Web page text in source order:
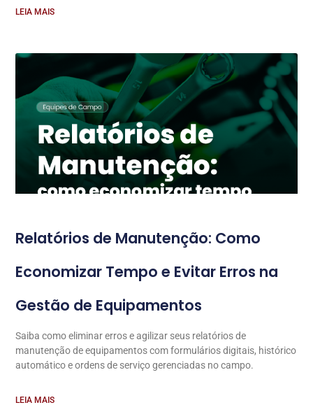
LEIA MAIS
Relatórios de Manutenção: Como
Economizar Tempo e Evitar Erros na
Gestão de Equipamentos
Saiba como eliminar erros e agilizar seus relatórios de
manutenção de equipamentos com formulários digitais, histórico
automático e ordens de serviço gerenciadas no campo.
LEIA MAIS